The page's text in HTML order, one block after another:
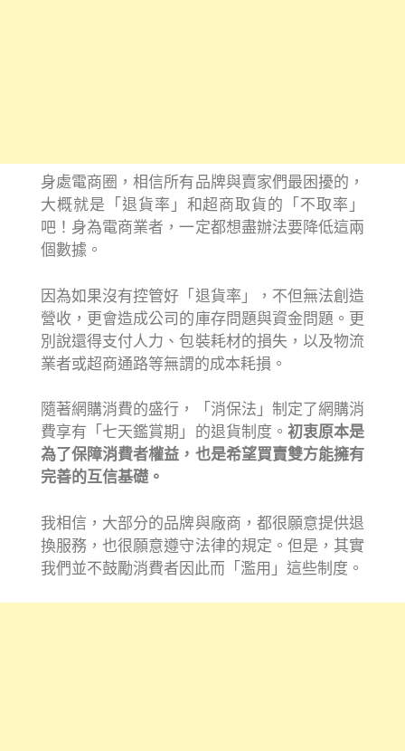
身處電商圈，相信所有品牌與賣家們最困擾的，
大概就是「退貨率」和超商取貨的「不取率」
吧！身為電商業者，一定都想盡辦法要降低這兩
個數據。
因為如果沒有控管好「退貨率」，不但無法創造
營收，更會造成公司的庫存問題與資金問題。更
別說還得支付人力、包裝耗材的損失，以及物流
業者或超商通路等無謂的成本耗損。
隨著網購消費的盛行，「消保法」制定了網購消
費享有「七天鑑賞期」的退貨制度。 初衷原本是
為了保障消費者權益，也是希望買賣雙方能擁有
完善的互信基礎。
我相信，大部分的品牌與廠商，都很願意提供退
換服務，也很願意遵守法律的規定。但是，其實
我們並不鼓勵消費者因此而「濫用」這些制度。